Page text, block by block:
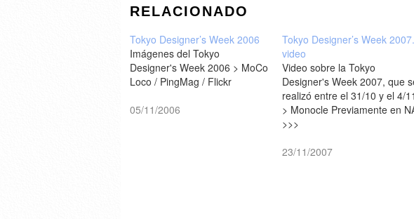
RELACIONADO
Tokyo Designer’s Week 2006
Imágenes del Tokyo
Designer's Week 2006 > MoCo
Loco / PingMag / Flickr
05/11/2006
Tokyo Designer’s Week
video
Video sobre la Tokyo
Designer's Week 2007, que
realizó entre el 31/10 y el 4/11
> Monocle Previamente en
>>>
23/11/2007